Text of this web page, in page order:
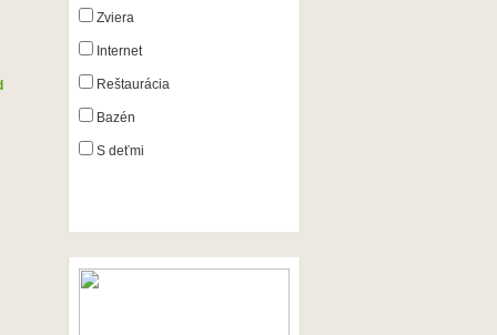
Zviera
Internet
Reštaurácia
Bazén
S deťmi